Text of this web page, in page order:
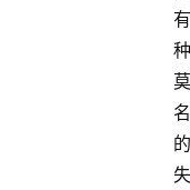
有
种
莫
名
的
失